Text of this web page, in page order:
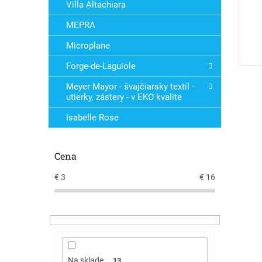
Villa Altachiara
MEPRA
Microplane
Forge-de-Laguiole
Meyer Mayor - švajčiarsky textil -
utierky, zástery - v EKO kvalite
Isabelle Rose
Cena
€ 3 € 16